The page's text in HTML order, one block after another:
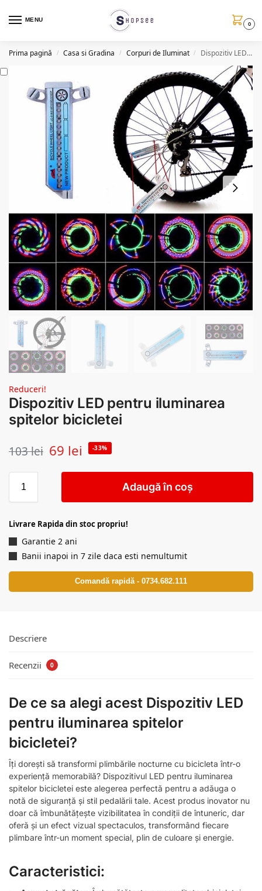
MENU
0
Prima pagină / Casa si Gradina / Corpuri de Iluminat / Dispozitiv LED pentru iluminarea spitelor bicicletei
Reduceri!
Dispozitiv LED pentru iluminarea
spitelor bicicletei
103lei 69 lei -33%
Adaugă în coș
Livrare Rapida din stoc propriu!
Garantie 2 ani
Banii inapoi in 7 zile daca esti nemultumit
Comandă rapidă - 0734.682.111
Descriere
Recenzii 0
De ce sa alegi acest Dispozitiv LED
pentru iluminarea spitelor
bicicletei?
Îți dorești să transformi plimbările nocturne cu bicicleta într-o
experiență memorabilă? Dispozitivul LED pentru iluminarea
spitelor bicicletei este alegerea perfectă pentru a adăuga o
notă de siguranță și stil pedalării tale. Acest produs inovator nu
doar că îmbunătățește vizibilitatea în condiții de întuneric, dar
oferă și un efect vizual spectaculos, transformând fiecare
plimbare într-un moment special, plin de culoare și energie.
Caracteristici: